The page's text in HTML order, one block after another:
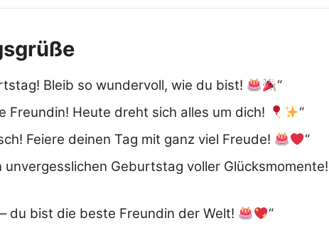
Bleib so wundervoll, wie du bist!
“
Freundin! Heute dreht sich alles um dich!
“
Feiere deinen Tag mit ganz viel Freude!
“
unvergesslichen Geburtstag voller Glücksmomente!
du bist die beste Freundin der Welt!
“